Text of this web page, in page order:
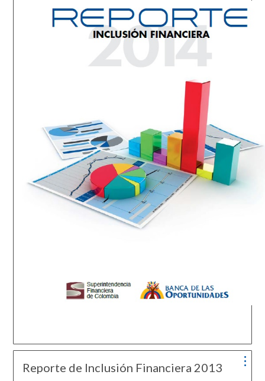
Reporte de Inclusión Financiera 2013